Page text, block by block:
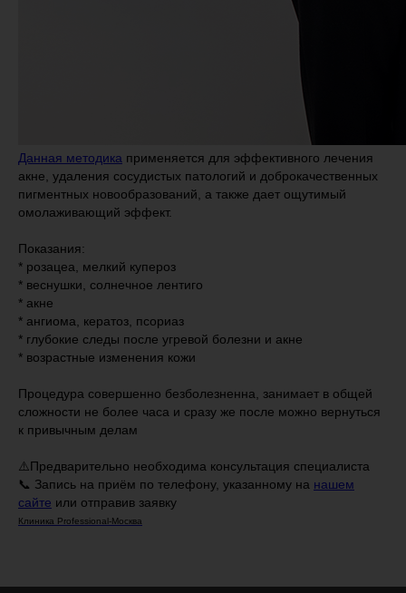
Данная методика применяется для эффективного лечения
акне, удаления сосудистых патологий и доброкачественных
пигментных новообразований, а также дает ощутимый
омолаживающий эффект.
Показания:
* розацеа, мелкий купероз
* веснушки, солнечное лентиго
* акне
* ангиома, кератоз, псориаз
* глубокие следы после угревой болезни и акне
* возрастные изменения кожи
Процедура совершенно безболезненна, занимает в общей
сложности не более часа и сразу же после можно вернуться
к привычным делам
⚠️Предварительно необходима консультация специалиста
📞 Запись на приём по телефону, указанному на нашем
сайте или отправив заявку
Клиника Professional-Москва